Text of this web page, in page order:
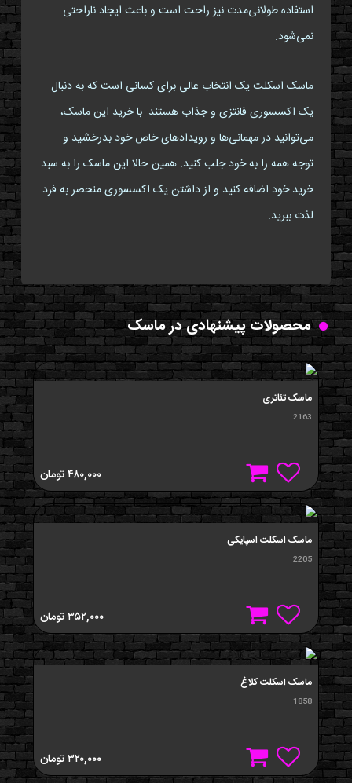
استفاده طولانی‌مدت نیز راحت است و باعث ایجاد ناراحتی
نمی‌شود.
ماسک اسکلت یک انتخاب عالی برای کسانی است که به دنبال
یک اکسسوری فانتزی و جذاب هستند. با خرید این ماسک،
می‌توانید در مهمانی‌ها و رویدادهای خاص خود بدرخشید و
توجه همه را به خود جلب کنید. همین حالا این ماسک را به سبد
خرید خود اضافه کنید و از داشتن یک اکسسوری منحصر به فرد
لذت ببرید.
محصولات پیشنهادی در ماسک
ماسک تئاتری
2163
۴۸۰,۰۰۰تومان
ماسک اسکلت اسپایکی
2205
۳۵۲,۰۰۰تومان
ماسک اسکلت کلاغ
1858
۳۲۰,۰۰۰تومان